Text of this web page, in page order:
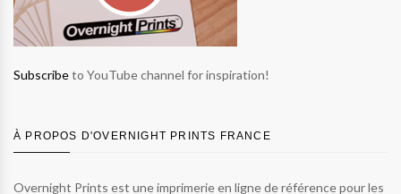
Subscribeto YouTube channel for inspiration!
À PROPOS D'OVERNIGHT PRINTS FRANCE
Overnight Prints est une imprimerie en ligne de référence pour les